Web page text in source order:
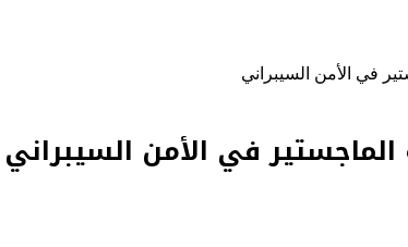
في الأمن السيبراني
في الأمن السيبراني